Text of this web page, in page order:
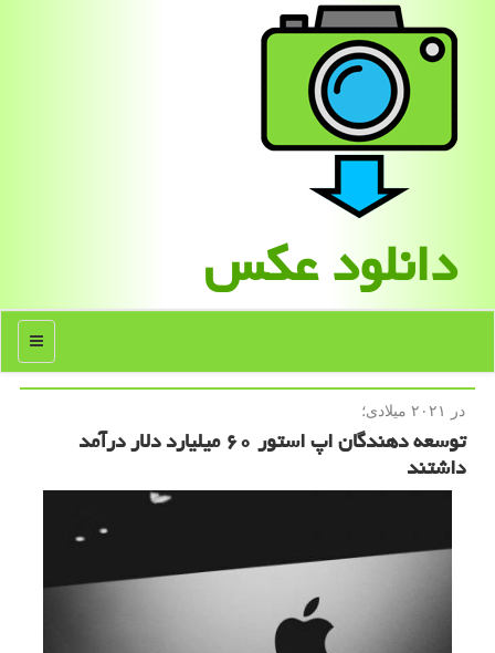
دانلود عكس
منو
در ۲۰۲۱ میلادی؛
توسعه دهندگان اپ استور ۶۰ میلیارد دلار درآمد
داشتند